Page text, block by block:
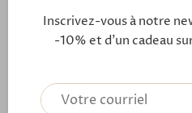
Calcédoine
:
communication, la
Fermoir : un lien aimanté
filled 14kt. Ce fermoir
Inscrivez-vous à notre
-10% et d'un cadeau